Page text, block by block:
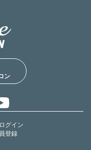
ン
ログイン
登録